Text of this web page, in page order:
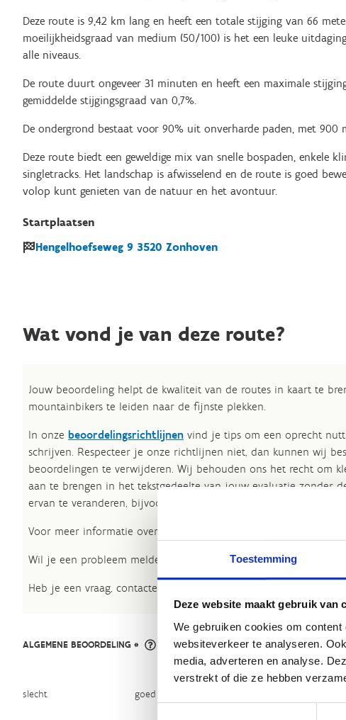
Toestemming
Deze website maakt gebruik van
We gebruiken cookies om
websiteverkeer te analyseren.
media, adverteren en analyse.
verstrekt of die ze hebben
Deze route is 9,42 km lang en heeft een totale stijging van 66
moeilijkheidsgraad van medium (50/100) is het een leuke
alle niveaus.
De route duurt ongeveer 31 minuten en heeft een maximale
gemiddelde stijgingsgraad van 0,7%.
De ondergrond bestaat voor 90% uit onverharde paden, met 900
Deze route biedt een geweldige mix van snelle bospaden, enkele
singletracks. Het landschap is afwisselend en de route is goed
volop kunt genieten van de natuur en het avontuur.
Startplaatsen
Hengelhoefseweg 9 3520 Zonhoven
Wat vond je van deze route?
Jouw beoordeling helpt de kwaliteit van de routes in kaart te
mountainbikers te leiden naar de fijnste plekken.
In onze beoordelingsrichtlijnen vind je tips om een oprecht
schrijven. Respecteer je onze richtlijnen niet, dan kunnen wij
beoordelingen te verwijderen. Wij behouden ons het recht om
aan te brengen in het tekstgedeelte van jouw evaluatie zonder
ervan te veranderen, bijvoorbeeld om taalfouten en leesbaarheid
Voor meer informatie over onze routestructuren, neem een
Wil je een probleem melden op een route? Ga dan naar het
Heb je een vraag, contacteer ons via
ALGEMENE BEOORDELING *
slecht goed